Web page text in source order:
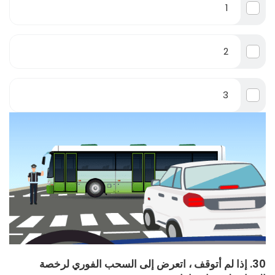
1
2
3
30. إذا لم أتوقف ، اتعرض إلى السحب الفوري لرخصة